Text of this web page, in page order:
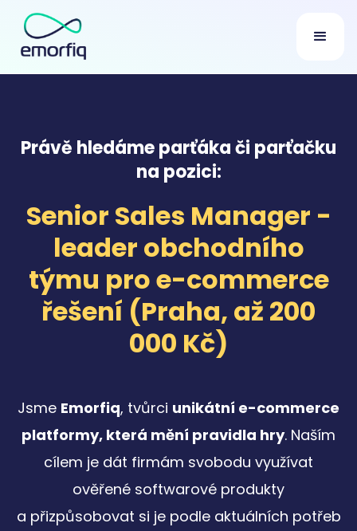
Právě hledáme parťáka či parťačku
na pozici:
Senior Sales Manager -
leader obchodního
týmu pro e-commerce
řešení (Praha, až 200
000 Kč)
Jsme Emorfiq, tvůrci unikátní e-commerce
platformy, která mění pravidla hry. Naším
cílem je dát firmám svobodu využívat
ověřené softwarové produkty
a přizpůsobovat si je podle aktuálních potřeb